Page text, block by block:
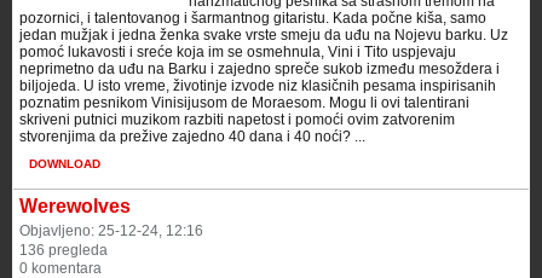
pozornici, i talentovanog i šarmantnog gitaristu. Kada počne kiša, samo
jedan mužjak i jedna ženka svake vrste smeju da uđu na Nojevu barku. Uz
pomoć lukavosti i sreće koja im se osmehnula, Vini i Tito uspjevaju
neprimetno da uđu na Barku i zajedno spreče sukob između mesoždera i
biljojeda. U isto vreme, životinje izvode niz klasičnih pesama inspirisanih
poznatim pesnikom Vinisijusom de Moraesom. Mogu li ovi talentirani
skriveni putnici muzikom razbiti napetost i pomoći ovim zatvorenim
stvorenjima da prežive zajedno 40 dana i 40 noći? ...
DOWNLOAD
Werewolves
Objavljeno: 25-12-24, 12:16
136 pregleda
0 komentara